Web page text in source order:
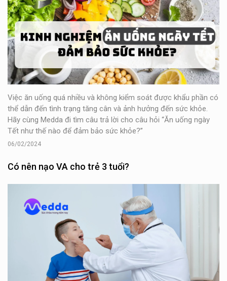
Việc ăn uống quá nhiều và không kiểm soát được khẩu phần có
thể dẫn đến tình trạng tăng cân và ảnh hưởng đến sức khỏe.
Hãy cùng Medda đi tìm câu trả lời cho câu hỏi “Ăn uống ngày
Tết như thế nào để đảm bảo sức khỏe?”
06/02/2024
Có nên nạo VA cho trẻ 3 tuổi?